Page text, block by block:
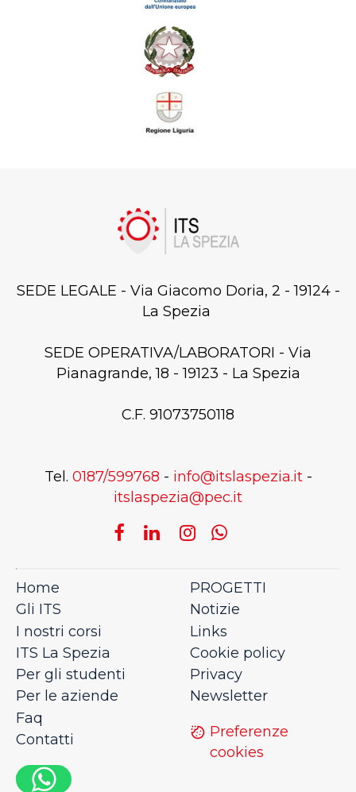
SEDE LEGALE - Via Giacomo Doria, 2 - 19124 -
La Spezia
SEDE OPERATIVA/LABORATORI - Via
Pianagrande, 18 - 19123 - La Spezia
C.F. 91073750118
Tel. 0187/599768 - info@itslaspezia.it-
itslaspezia@pec.it
Home
Gli ITS
I nostri corsi
ITS La Spezia
Per gli studenti
Per le aziende
Faq
Contatti
PROGETTI
Notizie
Links
Cookie policy
Privacy
Newsletter
Preferenze
cookies
0,5046